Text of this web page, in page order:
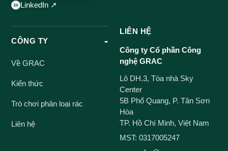
LinkedIn ↗
CÔNG TY
Về GRAC
Kiến thức
Trò chơi phân loại rác
Liên hệ
LIÊN HỆ
Công ty Cổ phần Công
nghệ GRAC
Lô DH.3, Tòa nhà Sky
Center
5B Phổ Quang, P. Tân Sơn
Hòa
TP. Hồ Chí Minh, Việt Nam
MST: 0317005247